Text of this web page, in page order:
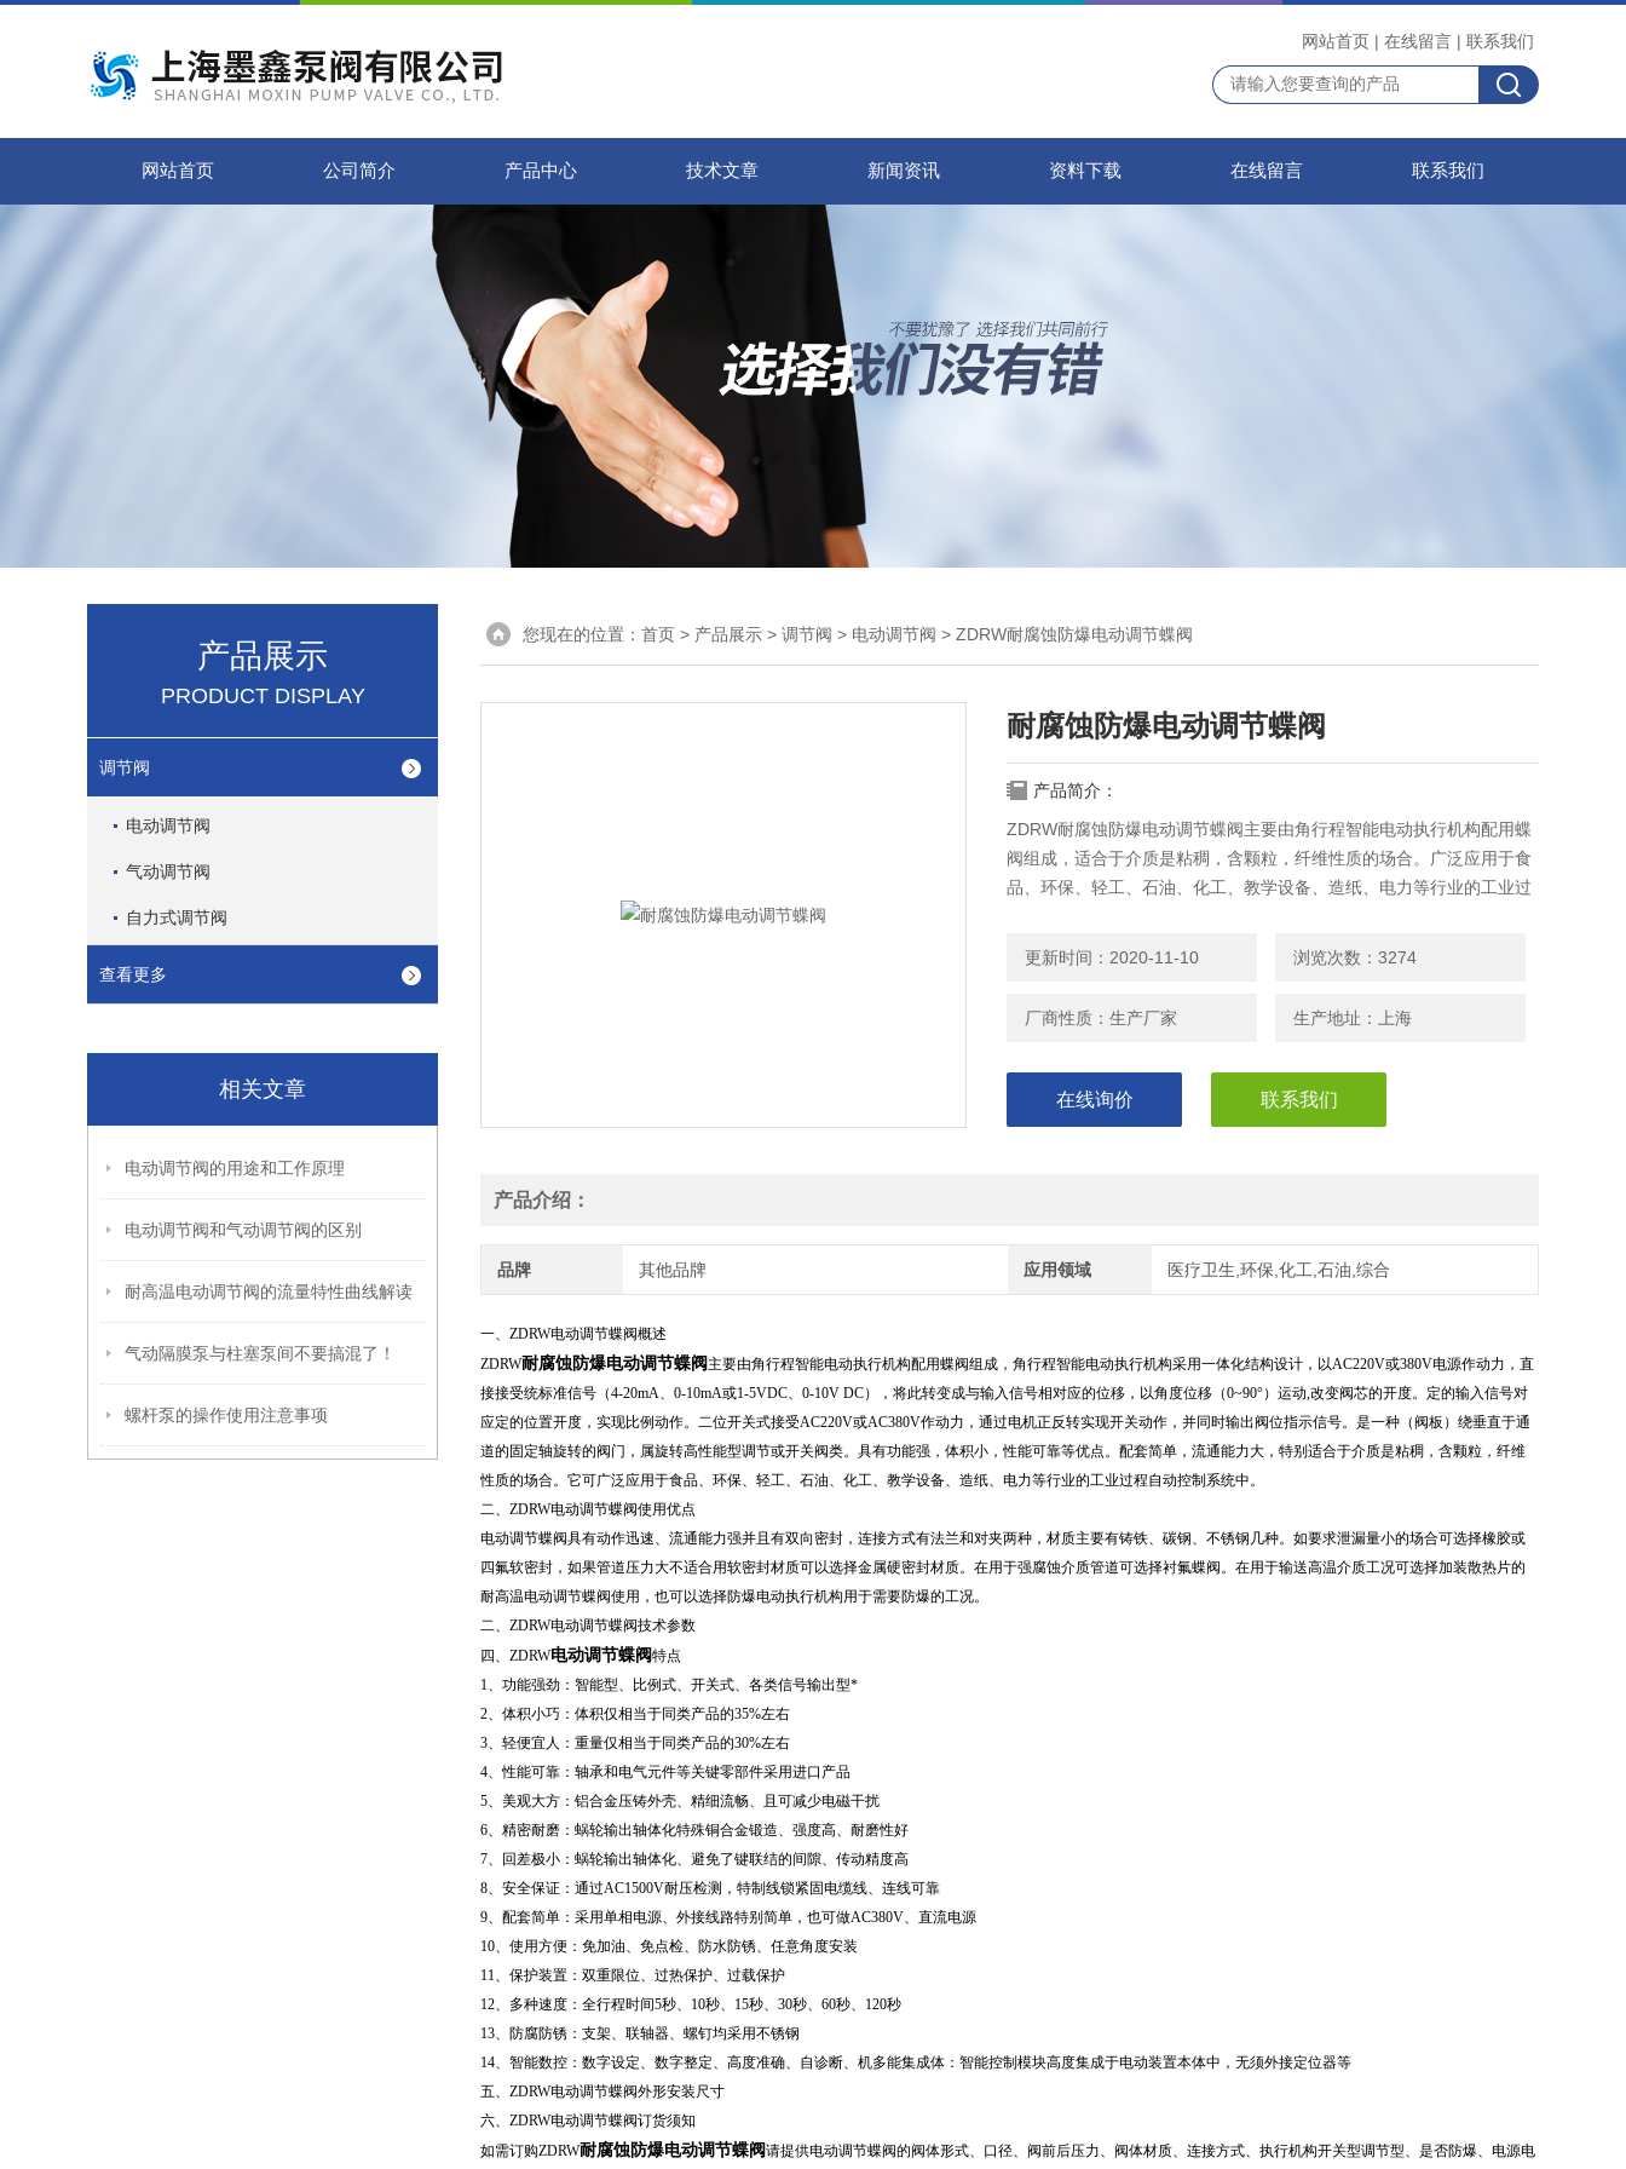
网站首页 | 在线留言 | 联系我们
网站首页 公司简介 产品中心 技术文章 新闻资讯 资料下载 在线留言 联系我们
产品展示
PRODUCT DISPLAY
调节阀
电动调节阀
气动调节阀
自力式调节阀
查看更多
相关文章
电动调节阀的用途和工作原理
电动调节阀和气动调节阀的区别
耐高温电动调节阀的流量特性曲线解读
气动隔膜泵与柱塞泵间不要搞混了！
螺杆泵的操作使用注意事项
您现在的位置： 首页 > 产品展示 > 调节阀 > 电动调节阀 > ZDRW耐腐蚀防爆电动调节蝶阀
耐腐蚀防爆电动调节蝶阀
产品简介：
ZDRW耐腐蚀防爆电动调节蝶阀主要由角行程智能电动执行机构配用蝶
阀组成，适合于介质是粘稠，含颗粒，纤维性质的场合。广泛应用于食
品、环保、轻工、石油、化工、教学设备、造纸、电力等行业的工业过
更新时间：2020-11-10 浏览次数：3274
厂商性质：生产厂家 生产地址：上海
在线询价 联系我们
产品介绍：
品牌 其他品牌 应用领域 医疗卫生,环保,化工,石油,综合
一、ZDRW电动调节蝶阀概述
ZDRW耐腐蚀防爆电动调节蝶阀 主要由角行程智能电动执行机构配用蝶阀组成，角行程智能电动执行机构采用一体化结构设计，以AC220V或380V电源作动力，直
接接受统标准信号（4-20mA、0-10mA或1-5VDC、0-10V DC），将此转变成与输入信号相对应的位移，以角度位移（0~90°）运动,改变阀芯的开度。定的输入信号对
应定的位置开度，实现比例动作。二位开关式接受AC220V或AC380V作动力，通过电机正反转实现开关动作，并同时输出阀位指示信号。是一种（阀板）绕垂直于通
道的固定轴旋转的阀门，属旋转高性能型调节或开关阀类。具有功能强，体积小，性能可靠等优点。配套简单，流通能力大，特别适合于介质是粘稠，含颗粒，纤维
性质的场合。它可广泛应用于食品、环保、轻工、石油、化工、教学设备、造纸、电力等行业的工业过程自动控制系统中。
二、 ZDRW电动调节蝶阀使用优点
电动调节蝶阀具有动作迅速、流通能力强并且有双向密封，连接方式有法兰和对夹两种，材质主要有铸铁、碳钢、不锈钢几种。如要求泄漏量小的场合可选择橡胶或
四氟软密封，如果管道压力大不适合用软密封材质可以选择金属硬密封材质。在用于强腐蚀介质管道可选择衬氟蝶阀。在用于输送高温介质工况可选择加装散热片的
耐高温电动调节蝶阀使用， 也可以选择防爆电动执行机构用于需要防爆的工况。
二、 ZDRW电动调节蝶阀技术参数
四、ZDRW电动调节蝶阀特点
1、功能强劲：智能型、比例式、开关式、各类信号输出型*
2、体积小巧：体积仅相当于同类产品的35%左右
3、轻便宜人：重量仅相当于同类产品的30%左右
4、性能可靠：轴承和电气元件等关键零部件采用进口产品
5、美观大方：铝合金压铸外壳、精细流畅、且可减少电磁干扰
6、精密耐磨：蜗轮输出轴体化特殊铜合金锻造、强度高、耐磨性好
7、回差极小：蜗轮输出轴体化、避免了键联结的间隙、传动精度高
8、安全保证：通过AC1500V耐压检测，特制线锁紧固电缆线、连线可靠
9、配套简单：采用单相电源、外接线路特别简单，也可做AC380V、直流电源
10、使用方便：免加油、免点检、防水防锈、任意角度安装
11、保护装置：双重限位、过热保护、过载保护
12、多种速度：全行程时间5秒、10秒、15秒、30秒、60秒、120秒
13、防腐防锈：支架、联轴器、螺钉均采用不锈钢
14、智能数控：数字设定、数字整定、高度准确、自诊断、机多能集成体：智能控制模块高度集成于电动装置本体中，无须外接定位器等
五、ZDRW电动调节蝶阀外形安装尺寸
六、 ZDRW电动调节蝶阀订货须知
如需订购ZDRW耐腐蚀防爆电动调节蝶阀请提供电动调节蝶阀的阀体形式、口径、阀前后压力、阀体材质、连接方式、执行机构开关型调节型、是否防爆、电源电